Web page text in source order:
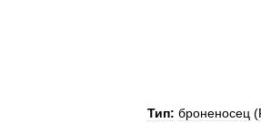
Тип: броненосец (